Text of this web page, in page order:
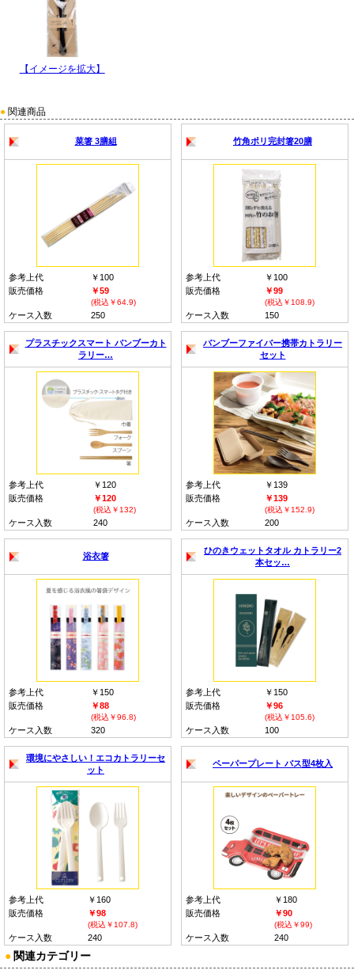
【イメージを拡大】
● 関連商品
菜箸 3膳組
参考上代
￥100
販売価格
￥59
(税込￥64.9)
ケース入数 250
竹角ポリ完封箸20膳
参考上代
￥100
販売価格
￥99
(税込￥108.9)
ケース入数 150
プラスチックスマート バンブーカト
ラリー…
参考上代
￥120
販売価格
￥120
(税込￥132)
ケース入数 240
バンブーファイバー携帯カトラリー
セット
参考上代
￥139
販売価格
￥139
(税込￥152.9)
ケース入数 200
浴衣箸
参考上代
￥150
販売価格
￥88
(税込￥96.8)
ケース入数 320
ひのきウェットタオル カトラリー2
本セッ…
参考上代
￥150
販売価格
￥96
(税込￥105.6)
ケース入数 100
環境にやさしい！エコカトラリーセ
ット
参考上代
￥160
販売価格
￥98
(税込￥107.8)
ケース入数 240
ペーパープレート バス型4枚入
参考上代
￥180
販売価格
￥90
(税込￥99)
ケース入数 240
● 関連カテゴリー